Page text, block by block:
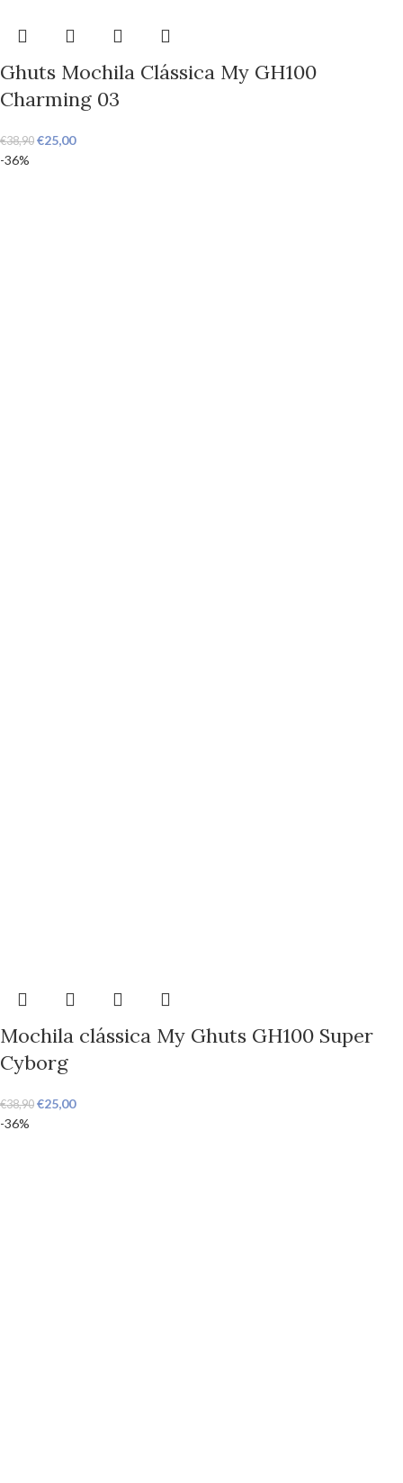
Ghuts Mochila Clássica My GH100
Charming 03
€38,90 €25,00
-36%
Mochila clássica My Ghuts GH100 Super
Cyborg
€38,90 €25,00
-36%